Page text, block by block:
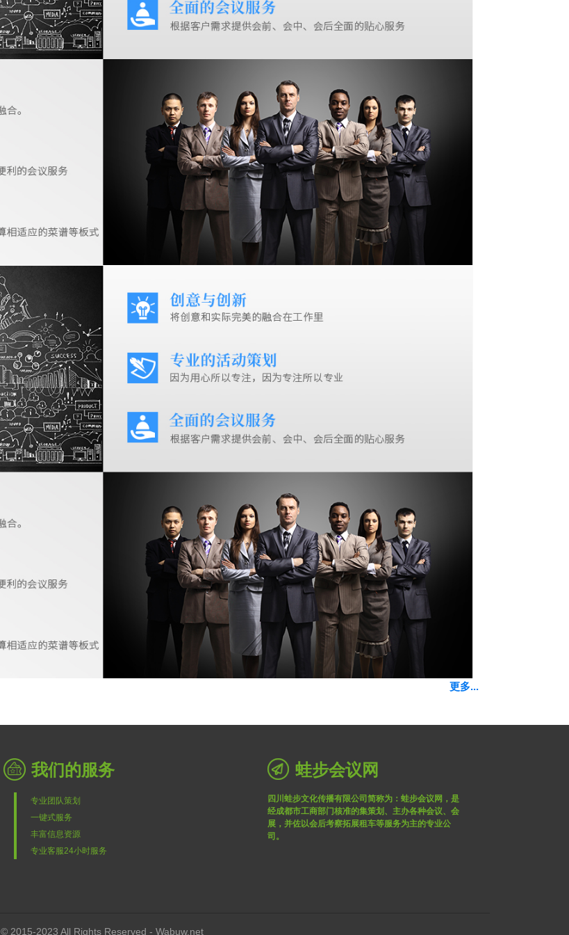
更多...
我们的服务
专业团队策划
一键式服务
丰富信息资源
专业客服24小时服务
蛙步会议网
四川蛙步文化传播有限公司简称为：蛙步会议网，是
经成都市工商部门核准的集策划、主办各种会议、会
展，并佐以会后考察拓展租车等服务为主的专业公
司。
© 2015-2023 All Rights Reserved - Wabuw.net